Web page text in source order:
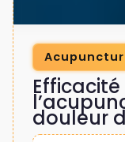
douleur